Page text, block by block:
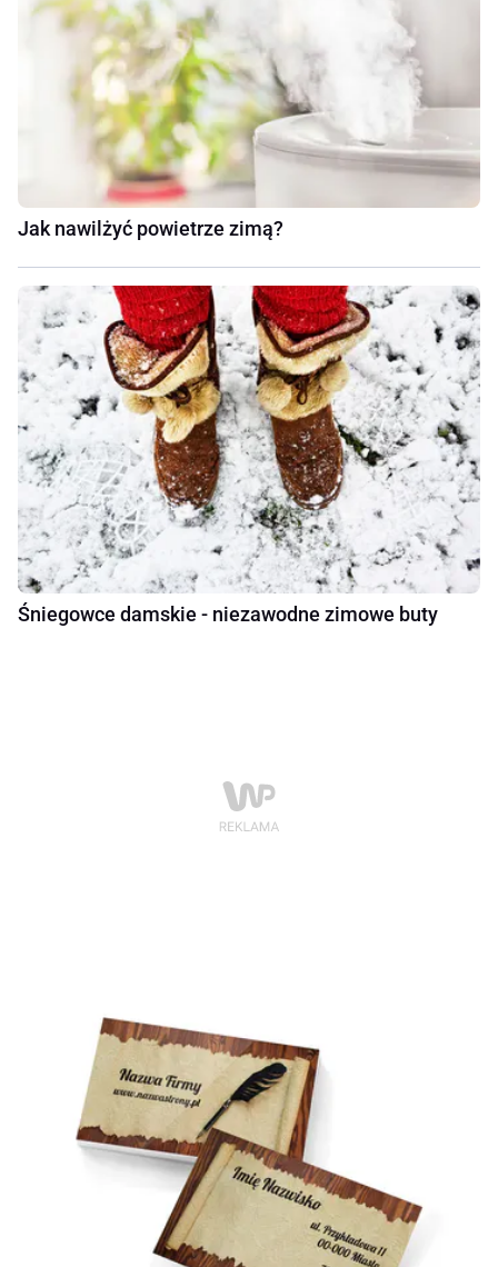
Jak nawilżyć powietrze zimą?
Śniegowce damskie - niezawodne zimowe buty